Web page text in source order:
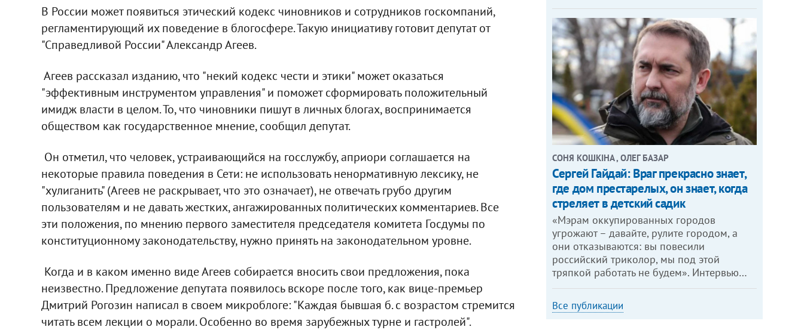
В России может появиться этический кодекс чиновников и сотрудников госкомпаний,
регламентирующий их поведение в блогосфере. Такую инициативу готовит депутат от
"Справедливой России" Александр Агеев.
Агеев рассказал изданию, что "некий кодекс чести и этики" может оказаться
"эффективным инструментом управления" и поможет сформировать положительный
имидж власти в целом. То, что чиновники пишут в личных блогах, воспринимается
обществом как государственное мнение, сообщил депутат.
Он отметил, что человек, устраивающийся на госслужбу, априори соглашается на
некоторые правила поведения в Сети: не использовать ненормативную лексику, не
"хулиганить" (Агеев не раскрывает, что это означает), не отвечать грубо другим
пользователям и не давать жестких, ангажированных политических комментариев. Все
эти положения, по мнению первого заместителя председателя комитета Госдумы по
конституционному законодательству, нужно принять на законодательном уровне.
Когда и в каком именно виде Агеев собирается вносить свои предложения, пока
неизвестно. Предложение депутата появилось вскоре после того, как вице-премьер
Дмитрий Рогозин написал в своем микроблоге: "Каждая бывшая б. с возрастом стремится
читать всем лекции о морали. Особенно во время зарубежных турне и гастролей".
СОНЯ КОШКІНА , ОЛЕГ БАЗАР
Сергей Гайдай: Враг прекрасно знает,
где дом престарелых, он знает, когда
стреляет в детский садик
«Мэрам оккупированных городов
угрожают – давайте, рулите городом, а
они отказываются: вы повесили
российский триколор, мы под этой
тряпкой работать не будем». Интервью…
Все публикации